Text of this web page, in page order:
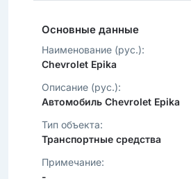
Основные данные
Наименование (рус.):
Chevrolet Epika
Описание (рус.):
Автомобиль Chevrolet Epika
Тип объекта:
Транспортные средства
Примечание:
-